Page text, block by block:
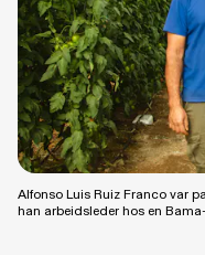
Alfonso Luis Ruiz Franco var
han arbeidsleder hos en